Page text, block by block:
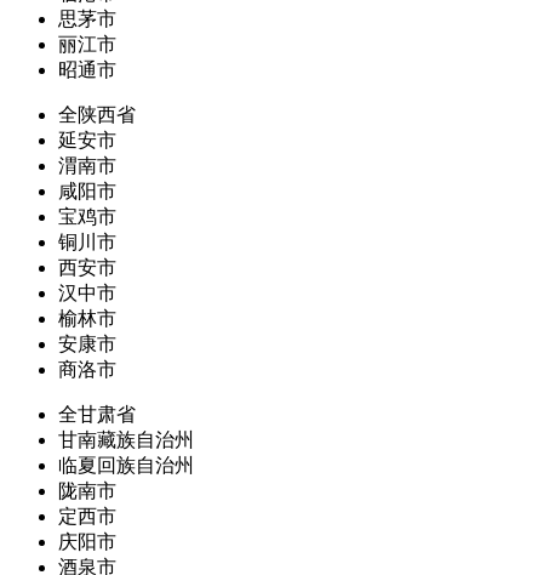
思茅市
丽江市
昭通市
全陕西省
延安市
渭南市
咸阳市
宝鸡市
铜川市
西安市
汉中市
榆林市
安康市
商洛市
全甘肃省
甘南藏族自治州
临夏回族自治州
陇南市
定西市
庆阳市
酒泉市